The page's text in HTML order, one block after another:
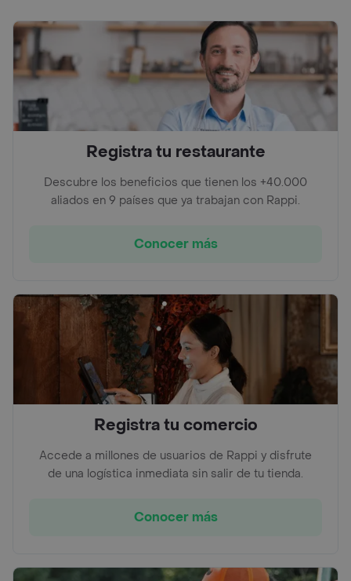
Registra tu restaurante
Descubre los beneficios que tienen los +40.000
aliados en 9 países que ya trabajan con Rappi.
Conocer más
Registra tu comercio
Accede a millones de usuarios de Rappi y disfrute
de una logística inmediata sin salir de tu tienda.
Conocer más